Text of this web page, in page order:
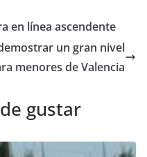
en línea ascendente
un gran nivel
menores de Valencia
gustar